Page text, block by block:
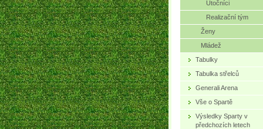
Útočníci
Realizační tým
Ženy
Mládež
Tabulky
Tabulka střelců
Generali Arena
Vše o Spartě
Výsledky Sparty v
předchozích letech